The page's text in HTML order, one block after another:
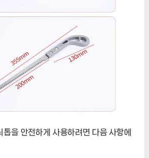
을 안전하게 사용하려면 다음 사항에